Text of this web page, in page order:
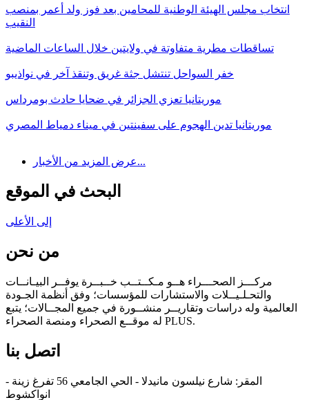
انتخاب مجلس الهيئة الوطنية للمحامين بعد فوز ولد أعمر بمنصب
النقيب
تساقطات مطرية متفاوتة في ولايتين خلال الساعات الماضية
خفر السواحل تنتشل جثة غريق وتنقذ آخر في نواذيبو
موريتانيا تعزي الجزائر في ضحايا حادث بومرداس
موريتانيا تدين الهجوم على سفينتين في ميناء دمياط المصري
عرض المزيد من الأخبار...
البحث في الموقع
إلى الأعلى
من نحن
مركـــز الصحـــراء هــو مـكــتــب خــبــرة يوفــر البيـانــات
والتحـلـيــلات والاستشارات للمؤسسات؛ وفق أنظمة الجـودة
العالمية وله دراسات وتقاريــر منشــورة في جميع المجــالات؛ يتبع
له موقــع الصحراء ومنصة الصحراء PLUS.
اتصل بنا
المقر: شارع نيلسون مانيدلا - الحي الجامعي 56 تفرغ زينة -